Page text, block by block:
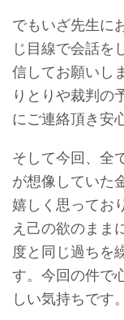
でもいざ先生に
じ目線で会話を
信してお願いし
りとりや裁判の
にご連絡頂き安
そして今回、全
が想像していた
嬉しく思ってお
え己の欲のまま
度と同じ過ちを
す。今回の件で
しい気持ちです。